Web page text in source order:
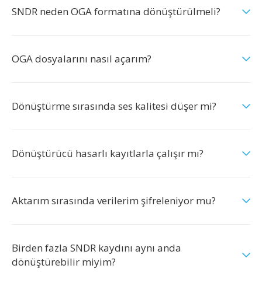
SNDR neden OGA formatına dönüştürülmeli?
OGA dosyalarını nasıl açarım?
Dönüştürme sırasında ses kalitesi düşer mi?
Dönüştürücü hasarlı kayıtlarla çalışır mı?
Aktarım sırasında verilerim şifreleniyor mu?
Birden fazla SNDR kaydını aynı anda
dönüştürebilir miyim?